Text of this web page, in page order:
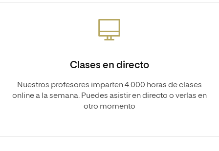
Clases en directo
Nuestros profesores imparten 4.000 horas de clases
online a la semana. Puedes asistir en directo o verlas en
otro momento